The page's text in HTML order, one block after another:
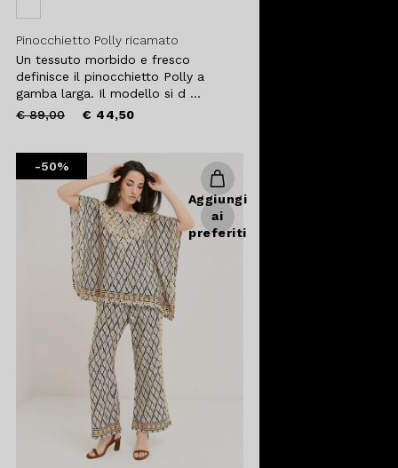
meno aderente e più larga sulle
gambe. All’interno del catalogo trovi
tante opzioni interessanti di
pantaloni modelli capri donna e
pinocchietti donna. Che aspetti?
ScegliL'abbigliamento per donna
Pinocchietto Polly ricamato
Un tessuto morbido e fresco
definisce il pinocchietto Polly a
gamba larga. Il modello si d ...
Price
€ 89,00to € 44,50
-50%
Aggiungi
ai
preferiti